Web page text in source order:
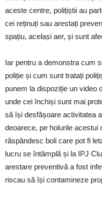
aceste centre, polițiștii au
cei reținuți sau arestați
spațiu, același aer, și sunt
Iar pentru a demonstra cum
poliție și cum sunt tratați
punem la dispoziție un video
unde cei închiși sunt mai
să își desfășoare activitatea
deoarece, pe holurile
răspândesc boli care pot fi
lucru se întâmplă și la IPJ
arestare preventivă a fost
riscau să își contamineze